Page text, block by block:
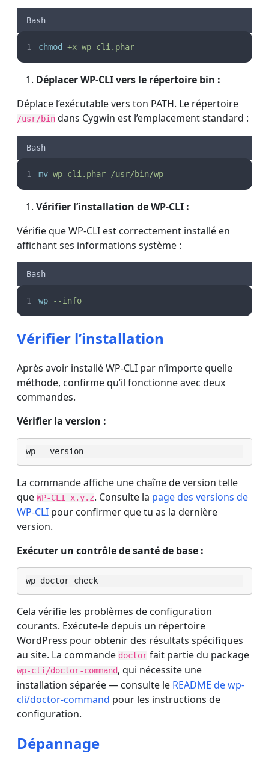
Bash
chmod +x wp-cli.phar
Déplacer WP-CLI vers le répertoire bin :
Déplace l’exécutable vers ton PATH. Le répertoire
/usr/bin dans Cygwin est l’emplacement standard :
Bash
mv wp-cli.phar /usr/bin/wp
Vérifier l’installation de WP-CLI :
Vérifie que WP-CLI est correctement installé en
affichant ses informations système :
Bash
wp --info
Vérifier l’installation
Après avoir installé WP-CLI par n’importe quelle
méthode, confirme qu’il fonctionne avec deux
commandes.
Vérifier la version :
wp --version
La commande affiche une chaîne de version telle
que WP-CLI x.y.z. Consulte la page des versions de
WP-CLI pour confirmer que tu as la dernière
version.
Exécuter un contrôle de santé de base :
wp doctor check
Cela vérifie les problèmes de configuration
courants. Exécute-le depuis un répertoire
WordPress pour obtenir des résultats spécifiques
au site. La commande doctor fait partie du package
wp-cli/doctor-command, qui nécessite une
installation séparée — consulte le README de wp-
cli/doctor-command pour les instructions de
configuration.
Dépannage